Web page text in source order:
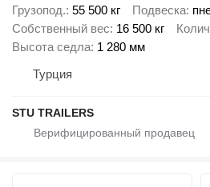
Грузопод. 55 500 кг Подвеска
Собственный вес 16 500 кг
Высота седла 1 280 мм
Турция
STU TRAILERS